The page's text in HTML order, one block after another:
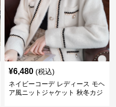
¥6,480 (税込)
ネイビーコーデ レディース モヘ
ア風ニットジャケット 秋冬カジ